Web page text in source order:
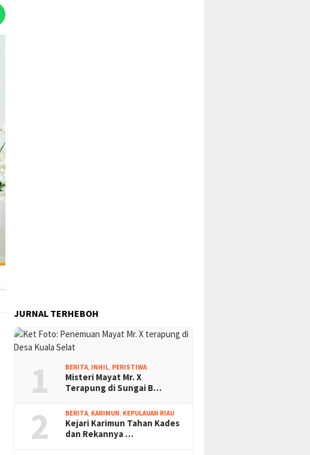
JURNAL TERHEBOH
1 BERITA, INHIL, PERISTIWA
Misteri Mayat Mr. X
Terapung di Sungai B…
2 BERITA, KARIMUN, KEPULAUAN RIAU
Kejari Karimun Tahan Kades
dan Rekannya …